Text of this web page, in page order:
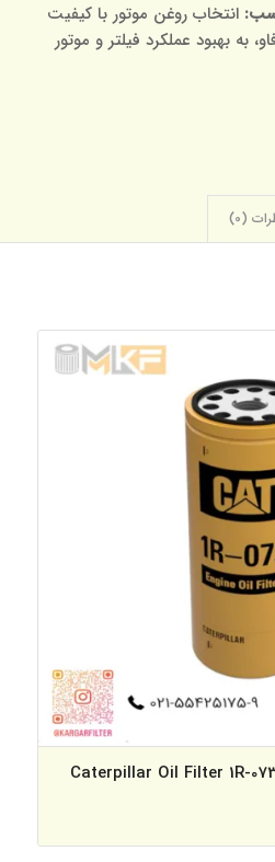
انتخاب روغن موتور با کیفیت
به بهبود عملکرد فیلتر و موتور
(0)